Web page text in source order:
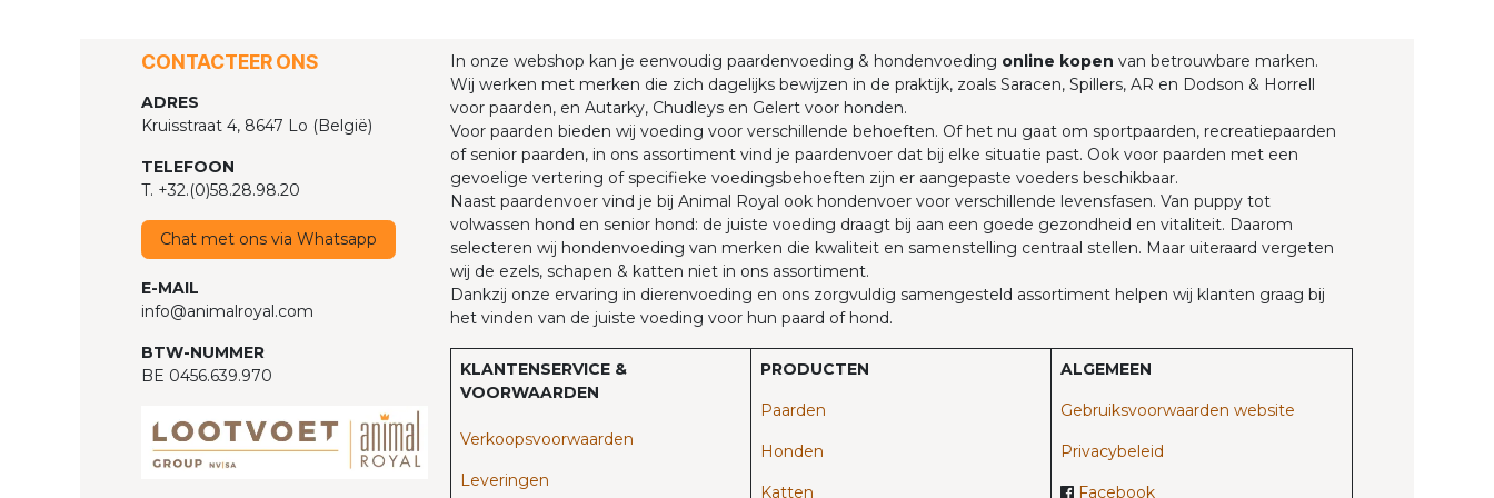
In onze webshop kan je eenvoudig paardenvoeding & hondenvoeding online kopen van betrouwbare marken.
Wij werken met merken die zich dagelijks bewijzen in de praktijk, zoals Saracen, Spillers, AR en Dodson & Horrell
voor paarden, en Autarky, Chudleys en Gelert voor honden.
Voor paarden bieden wij voeding voor verschillende behoeften. Of het nu gaat om sportpaarden, recreatiepaarden
of senior paarden, in ons assortiment vind je paardenvoer dat bij elke situatie past. Ook voor paarden met een
gevoelige vertering of specifieke voedingsbehoeften zijn er aangepaste voeders beschikbaar.
Naast paardenvoer vind je bij Animal Royal ook hondenvoer voor verschillende levensfasen. Van puppy tot
volwassen hond en senior hond: de juiste voeding draagt bij aan een goede gezondheid en vitaliteit. Daarom
selecteren wij hondenvoeding van merken die kwaliteit en samenstelling centraal stellen. Maar uiteraard vergeten
wij de ezels, schapen & katten niet in ons assortiment.
Dankzij onze ervaring in dierenvoeding en ons zorgvuldig samengesteld assortiment helpen wij klanten graag bij
het vinden van de juiste voeding voor hun paard of hond.
KLANTENSERVICE &
VOORWAARDEN
Verkoopsvoorwaarden
Leveringen
PRODUCTEN
Paarden​
Honden
Katten
ALGEMEEN
Gebruiksvoorwaarden website
Privacybeleid
Facebook
CONTACTEER ONS
ADRES
Kruisstraat 4, 8647 Lo (België)
TELEFOON
T. +32.(0)58.28.98.20
Chat met ons via Whatsapp
E-MAIL
info@animalroyal.com
BTW-NUMMER
BE 0456.639.970